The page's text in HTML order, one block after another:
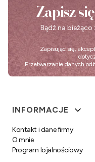
Zapisz
Bądź na
Zapisując się,
Przetwarzanie danych
Linki w stopce
INFORMACJE
Kontakt i dane firmy
O mnie
Program lojalnościowy